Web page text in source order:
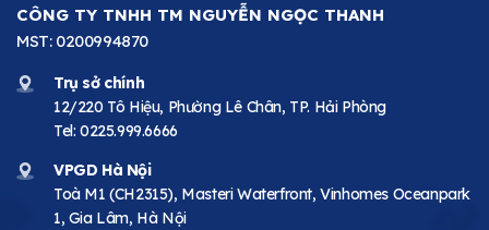
CÔNG TY TNHH TM NGUYỄN NGỌC THANH
MST: 0200994870
Trụ sở chính
12/220 Tô Hiệu, Phường Lê Chân, TP. Hải Phòng
Tel: 0225.999.6666
VPGD Hà Nội
Toà M1 (CH2315), Masteri Waterfront, Vinhomes Oceanpark
1, Gia Lâm, Hà Nội